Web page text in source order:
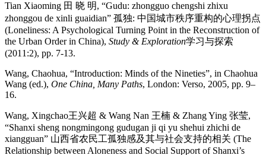
Tian Xiaoming 田 晓 明, “Gudu: zhongguo chengshi zhixu
zhonggou de xinli guaidian” 孤独: 中国城市秩序重构的心理拐点
(Loneliness: A Psychological Turning Point in the Reconstruction of
the Urban Order in China), Study & Exploration学习与探索
(2011:2), pp. 7-13.
Wang, Chaohua, “Introduction: Minds of the Nineties”, in Chaohua
Wang (ed.), One China, Many Paths, London: Verso, 2005, pp. 9–
16.
Wang, Xingchao王兴超 & Wang Nan 王楠 & Zhang Ying 张莹,
“Shanxi sheng nongmingong gudugan ji qi yu shehui zhichi de
xiangguan” 山西省农民工孤独感及其与社会支持的相关 (The
Relationship between Aloneness and Social Support of Shanxi’s